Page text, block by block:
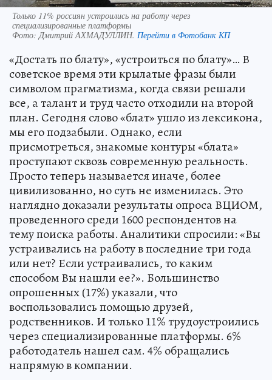
Только 11% россиян устроились на работу через
специализированные платформы
Фото: Дмитрий АХМАДУЛЛИН. Перейти в Фотобанк КП
«Достать по блату», «устроиться по блату»… В
советское время эти крылатые фразы были
символом прагматизма, когда связи решали
все, а талант и труд часто отходили на второй
план. Сегодня слово «блат» ушло из лексикона,
мы его подзабыли. Однако, если
присмотреться, знакомые контуры «блата»
проступают сквозь современную реальность.
Просто теперь называется иначе, более
цивилизованно, но суть не изменилась. Это
наглядно доказали результаты опроса ВЦИОМ,
проведенного среди 1600 респондентов на
тему поиска работы. Аналитики спросили: «Вы
устраивались на работу в последние три года
или нет? Если устраивались, то каким
способом Вы нашли ее?». Большинство
опрошенных (17%) указали, что
воспользовались помощью друзей,
родственников. И только 11% трудоустроились
через специализированные платформы. 6%
работодатель нашел сам. 4% обращались
напрямую в компании.